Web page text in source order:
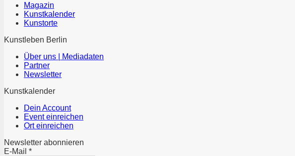
Magazin
Kunstkalender
Kunstorte
Kunstleben Berlin
Über uns | Mediadaten
Partner
Newsletter
Kunstkalender
Dein Account
Event einreichen
Ort einreichen
Newsletter abonnieren
E-Mail *